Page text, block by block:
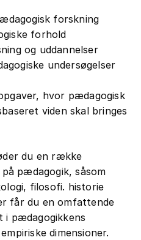
forskning
forhold
og uddannelser
undersøgelser
hvor pædagogisk
viden skal bringes
du en række
pædagogik, såsom
filosofi. historie
får du en omfattende
i pædagogikkens
dimensioner.